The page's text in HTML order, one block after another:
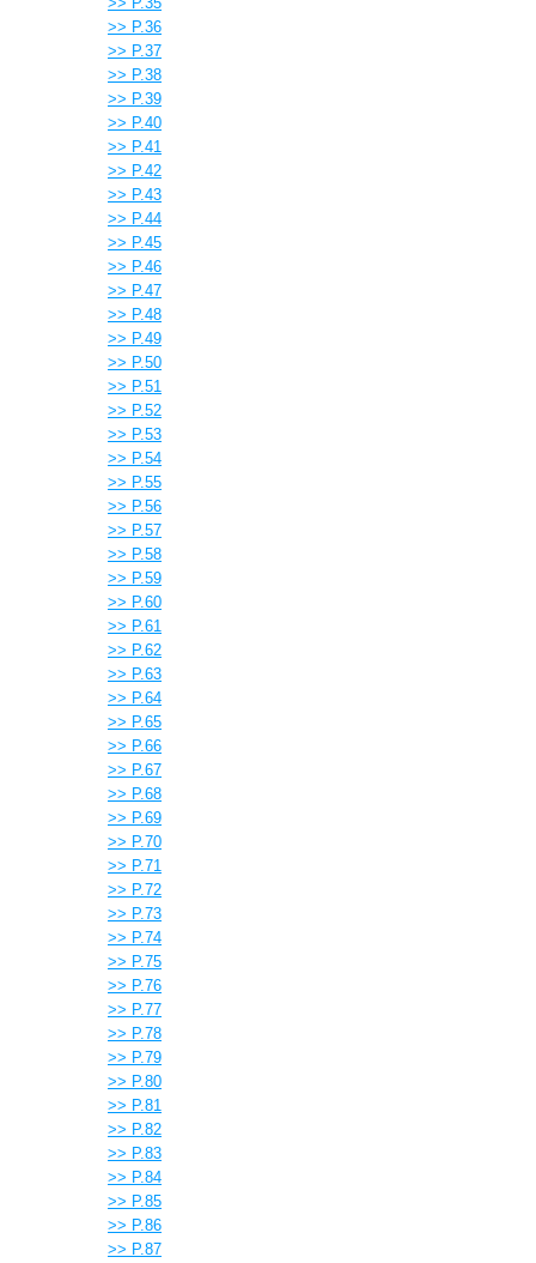
>> P.36
>> P.37
>> P.38
>> P.39
>> P.40
>> P.41
>> P.42
>> P.43
>> P.44
>> P.45
>> P.46
>> P.47
>> P.48
>> P.49
>> P.50
>> P.51
>> P.52
>> P.53
>> P.54
>> P.55
>> P.56
>> P.57
>> P.58
>> P.59
>> P.60
>> P.61
>> P.62
>> P.63
>> P.64
>> P.65
>> P.66
>> P.67
>> P.68
>> P.69
>> P.70
>> P.71
>> P.72
>> P.73
>> P.74
>> P.75
>> P.76
>> P.77
>> P.78
>> P.79
>> P.80
>> P.81
>> P.82
>> P.83
>> P.84
>> P.85
>> P.86
>> P.87